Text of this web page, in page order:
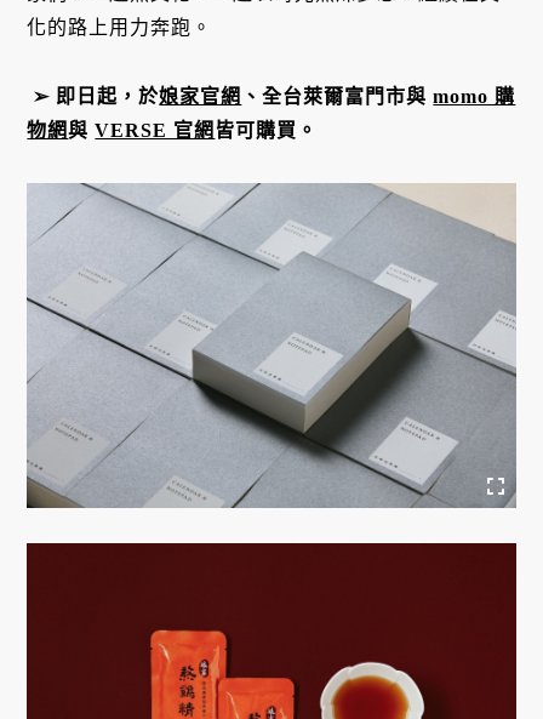
化的路上用力奔跑。
➢ 即日起，於娘家官網 、全台萊爾富門市與momo 購
物網與VERSE 官網 皆可購買。